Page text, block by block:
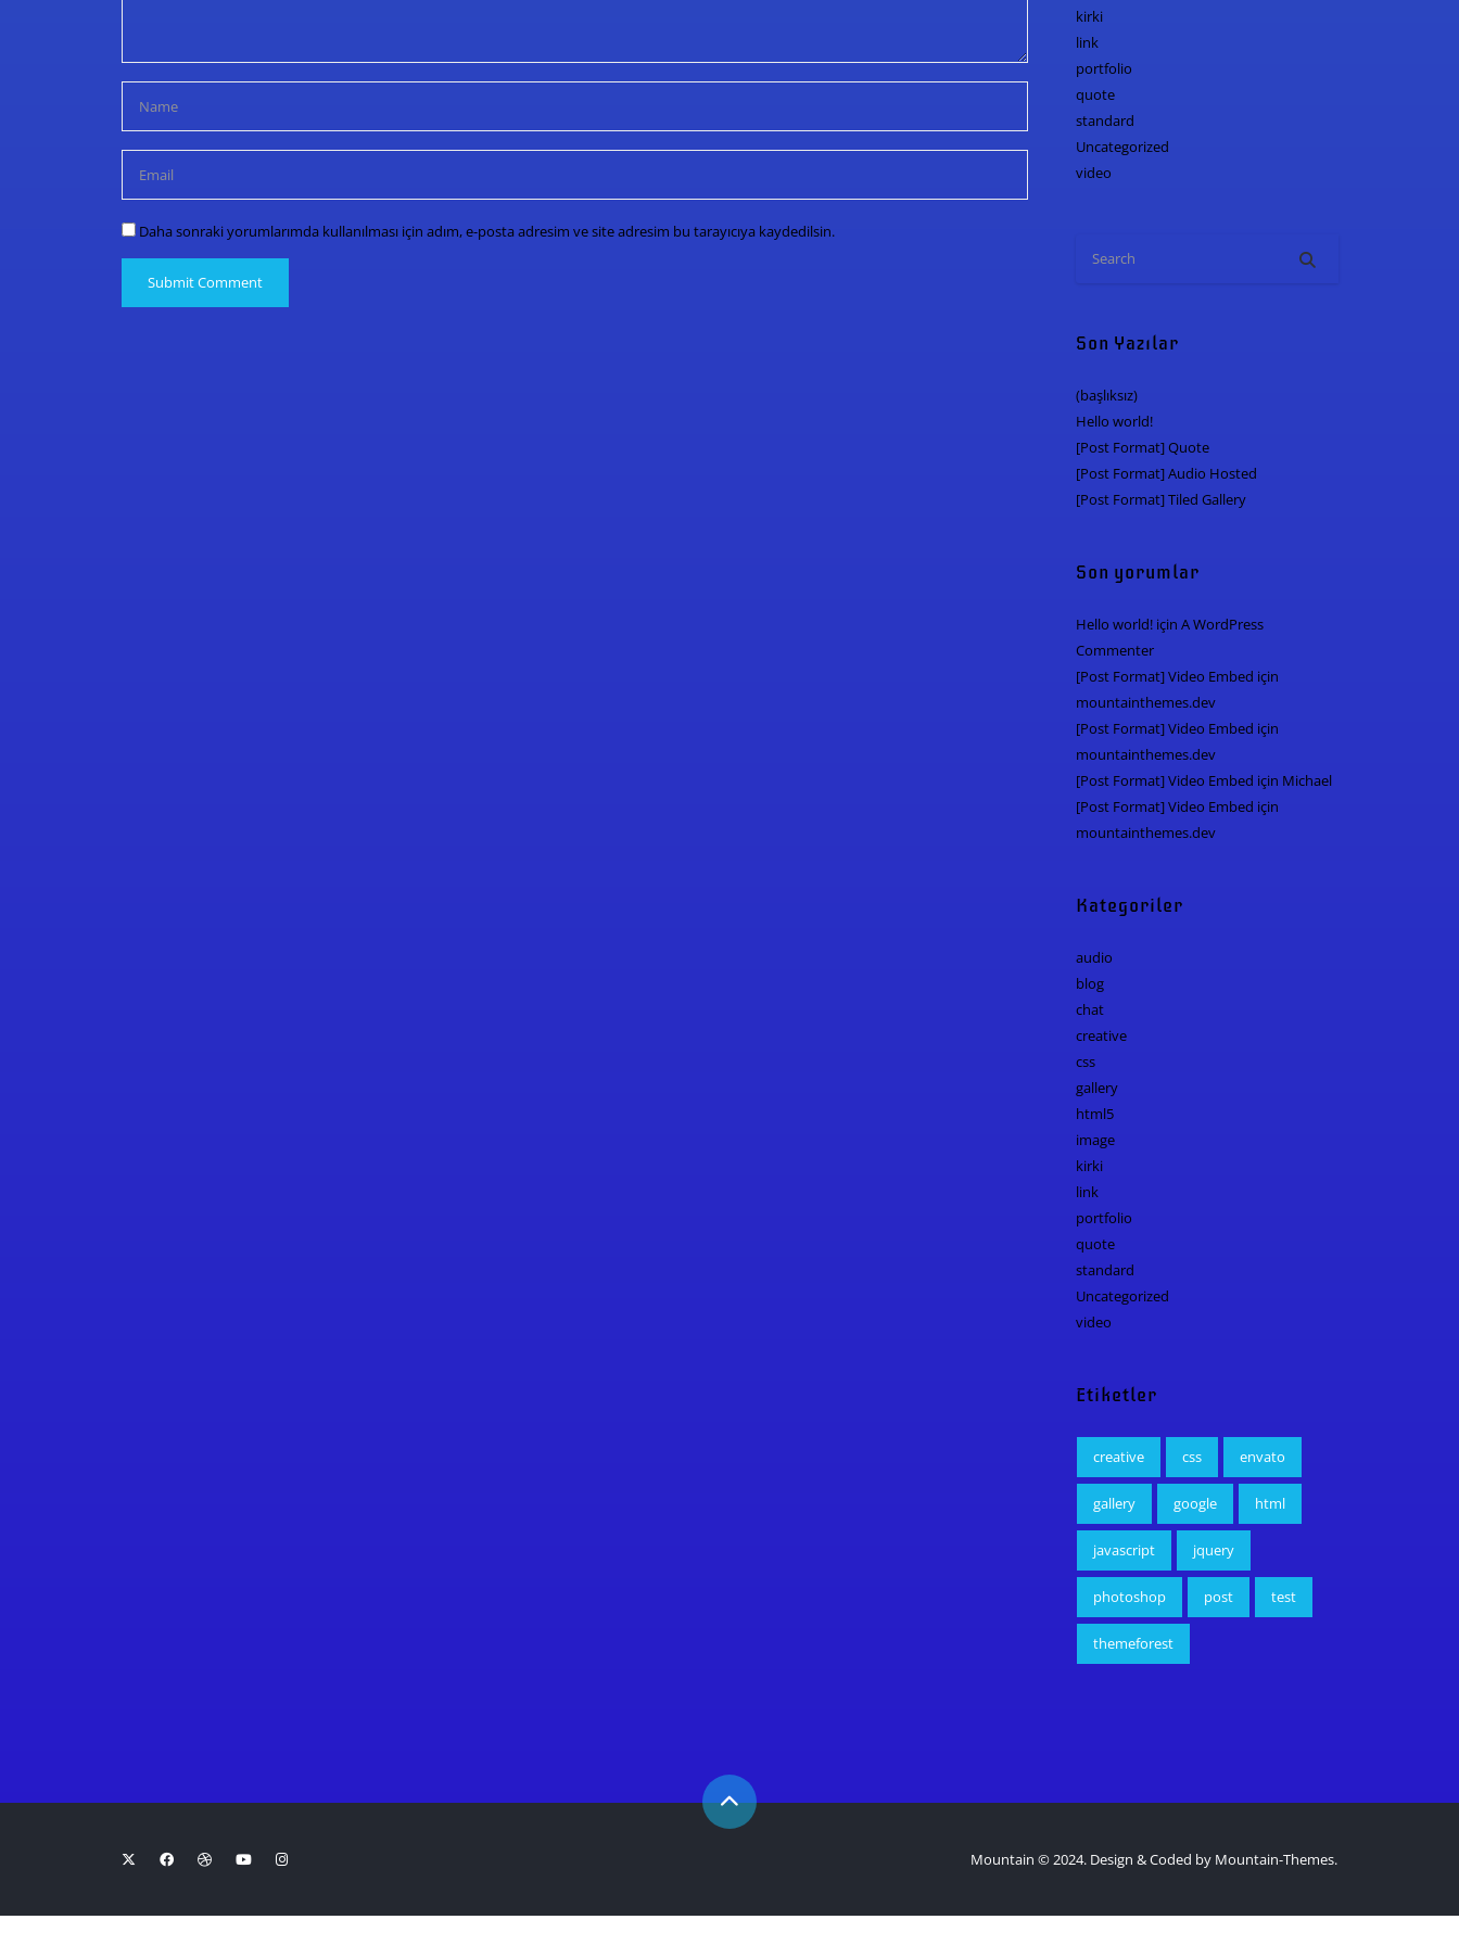
Daha sonraki yorumlarımda kullanılması için adım, e-posta adresim ve site adresim bu tarayıcıya kaydedilsin.
kirki
link
portfolio
quote
standard
Uncategorized
video
Son Yazılar
(başlıksız)
Hello world!
[Post Format] Quote
[Post Format] Audio Hosted
[Post Format] Tiled Gallery
Son yorumlar
Hello world! içinA WordPress
Commenter
[Post Format] Video Embed için
mountainthemes.dev
[Post Format] Video Embed için
mountainthemes.dev
[Post Format] Video Embed için Michael
[Post Format] Video Embed için
mountainthemes.dev
Kategoriler
audio
blog
chat
creative
css
gallery
html5
image
kirki
link
portfolio
quote
standard
Uncategorized
video
Etiketler
creative css envato
gallery google html
javascript jquery
photoshop post test
themeforest
Mountain © 2024. Design & Coded by Mountain-Themes.